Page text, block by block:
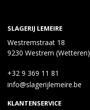
SLAGERIJ LEMEIRE
Westremstraat 18
9230 Westrem (Wetteren)
+32 9 369 11 81
info@slagerijlemeire.be
KLANTENSERVICE